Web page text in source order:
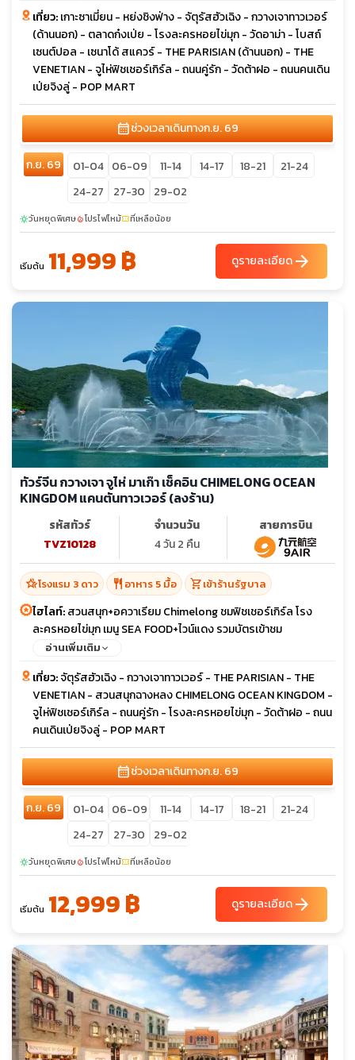
เที่ยว:เกาะซาเมี่ยน - หย่งชิงฟ่าง - จัตุรัสฮัวเฉิง - กวางเจาทาวเวอร์
(ด้านนอก) - ตลาดก๋งเป่ย - โรงละครหอยไข่มุก - วัดอาม่า - โบสถ์
เซนต์ปอล - เซนาโด้ สแควร์ - THE PARISIAN (ด้านนอก) - THE
VENETIAN - จูไห่ฟิชเชอร์เกิร์ล - ถนนคู่รัก - วัดต้าฝอ - ถนนคนเดิน
เป่ยจิงลู่ - POP MART
calendar_monthช่วงเวลาเดินทางก.ย. 69
ก.ย. 69 01-04 06-09 11-14 14-17 18-21
21-24
24-27
27-30 29-02
sunnyวันหยุดพิเศษlocal_fire_departmentโปรไฟไหม้confirmation_numberที่เหลือน้อย
เริ่มต้น 11,999 ฿ ดูรายละเอียดarrow_forward
ทัวร์จีน กวางเจา จูไห่ มาเก๊า เช็คอิน CHIMELONG OCEAN
KINGDOM แคนตันทาวเวอร์ (ลงร้าน)
รหัสทัวร์
TVZ10128
จำนวนวัน
4 วัน 2 คืน
สายการบิน
hotel_classโรงแรม 3 ดาว restaurant อาหาร 5 มื้อ shopping_cartเข้าร้านรัฐบาล
ไฮไลท์:สวนสนุก+อควาเรียม Chimelong ชมฟิชเชอร์เกิร์ล โรง
ละครหอยไข่มุก เมนู SEA FOOD+ไวน์แดง รวมบัตรเข้าชม
อ่านเพิ่มเติม
เที่ยว:จัตุรัสฮัวเฉิง - กวางเจาทาวเวอร์ - THE PARISIAN - THE
VENETIAN - สวนสนุกฉางหลง CHIMELONG OCEAN KINGDOM -
จูไห่ฟิชเชอร์เกิร์ล - ถนนคู่รัก - โรงละครหอยไข่มุก - วัดต้าฝอ - ถนน
คนเดินเป่ยจิงลู่ - POP MART
calendar_monthช่วงเวลาเดินทางก.ย. 69
ก.ย. 69 01-04 06-09 11-14 14-17 18-21
21-24
24-27
27-30 29-02
sunnyวันหยุดพิเศษlocal_fire_departmentโปรไฟไหม้confirmation_numberที่เหลือน้อย
เริ่มต้น 12,999 ฿ ดูรายละเอียดarrow_forward